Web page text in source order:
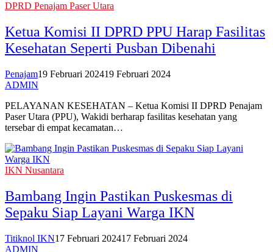
DPRD Penajam Paser Utara
Ketua Komisi II DPRD PPU Harap Fasilitas
Kesehatan Seperti Pusban Dibenahi
Penajam19 Februari 202419 Februari 2024
ADMIN
PELAYANAN KESEHATAN – Ketua Komisi II DPRD Penajam
Paser Utara (PPU), Wakidi berharap fasilitas kesehatan yang
tersebar di empat kecamatan…
IKN Nusantara
Bambang Ingin Pastikan Puskesmas di
Sepaku Siap Layani Warga IKN
Titiknol IKN17 Februari 202417 Februari 2024
ADMIN